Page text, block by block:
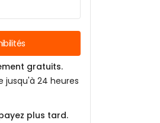
gratuits.
jusqu'à 24 heures
plus tard.